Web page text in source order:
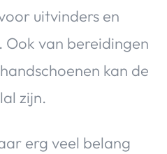
Gadgets
Huis & Tuin
uitvinders en
Ook van bereidingen
kan de
zijn.
erg veel belang